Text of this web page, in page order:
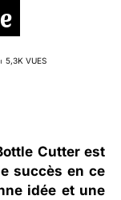
5,3K VUES
Cutterest
succès en ce
idée et une